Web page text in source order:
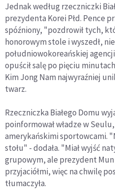
Jednak według rzeczniczki
prezydenta Korei Płd. Pence
spóźniony, "pozdrowił tych,
honorowym stole i wyszedł,
południowokoreańskiej
opuścił salę po pięciu
Kim Jong Nam najwyraźniej
twarz.
Rzeczniczka Białego Domu
poinformował władze w
amerykańskimi sportowcami.
stołu" - dodała. "Miał wyjść
grupowym, ale prezydent Mun
przyjaciółmi, więc na chwilę
tłumaczyła.